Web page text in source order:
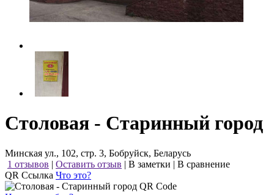
Столовая - Старинный город
Минская ул., 102, стр. 3, Бобруйск, Беларусь
1 отзывов | Оставить отзыв | В заметки | В сравнение
QR Ссылка Что это?